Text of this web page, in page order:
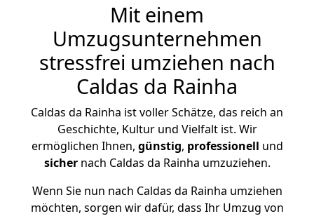
Mit einem
Umzugsunternehmen
stressfrei umziehen nach
Caldas da Rainha
Caldas da Rainha ist voller Schätze, das reich an
Geschichte, Kultur und Vielfalt ist. Wir
ermöglichen Ihnen, günstig, professionell und
sichernach Caldas da Rainha umzuziehen.
Wenn Sie nun nach Caldas da Rainha umziehen
möchten, sorgen wir dafür, dass Ihr Umzug von